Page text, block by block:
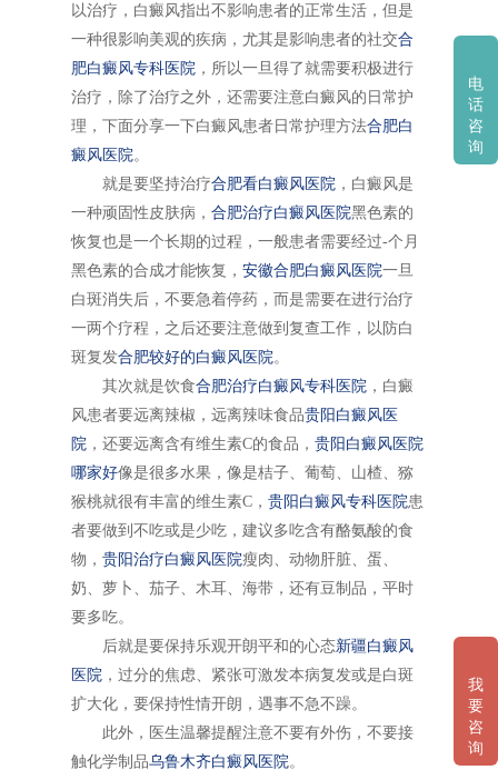
以治疗，白癜风指出不影响患者的正常生活，但是
一种很影响美观的疾病，尤其是影响患者的社交合
肥白癜风专科医院 ，所以一旦得了就需要积极进行
治疗，除了治疗之外，还需要注意白癜风的日常护
理，下面分享一下白癜风患者日常护理方法合肥白
癜风医院 。
就是要坚持治疗合肥看白癜风医院 ，白癜风是
一种顽固性皮肤病， 合肥治疗白癜风医院黑色素的
恢复也是一个长期的过程，一般患者需要经过-个月
黑色素的合成才能恢复， 安徽合肥白癜风医院一旦
白斑消失后，不要急着停药，而是需要在进行治疗
一两个疗程，之后还要注意做到复查工作，以防白
斑复发合肥较好的白癜风医院 。
其次就是饮食合肥治疗白癜风专科医院 ，白癜
风患者要远离辣椒，远离辣味食品贵阳白癜风医
院 ，还要远离含有维生素C的食品， 贵阳白癜风医院
哪家好像是很多水果，像是桔子、葡萄、山楂、猕
猴桃就很有丰富的维生素C， 贵阳白癜风专科医院患
者要做到不吃或是少吃，建议多吃含有酪氨酸的食
物， 贵阳治疗白癜风医院瘦肉、动物肝脏、蛋、
奶、萝卜、茄子、木耳、海带，还有豆制品，平时
要多吃。
后就是要保持乐观开朗平和的心态新疆白癜风
医院 ，过分的焦虑、紧张可激发本病复发或是白斑
扩大化，要保持性情开朗，遇事不急不躁。
此外，医生温馨提醒注意不要有外伤，不要接
触化学制品乌鲁木齐白癜风医院 。
我
要
咨
询
电
话
咨
询